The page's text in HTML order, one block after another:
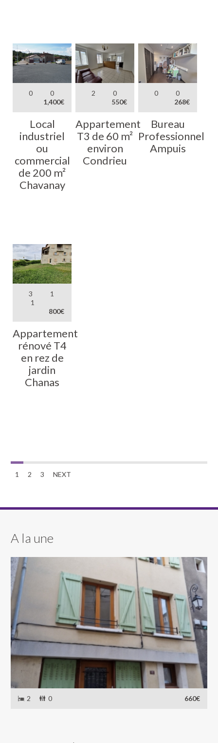
0
0
1,400€
Local
industriel
ou
commercial
de 200 m²
Chavanay
2
0
550€
Appartement
T3 de 60 m²
environ
Condrieu
0
0
268€
Bureau
Professionnel
Ampuis
3
1
1
800€
Appartement
rénové T4
en rez de
jardin
Chanas
1 2 3 NEXT
A la une
2 0 660€